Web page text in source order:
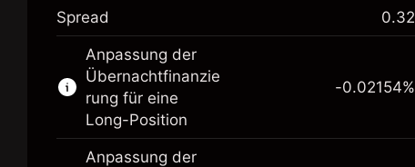
Dieses Finanzinstrument steht für das Traden
über CFDs und Knock-outs zur Verfügung.
Erfahren Sie mehr über:
CFDs
Knock-outs
Spread 0.32
Anpassung der
Übernachtfinanzie
rung für eine
Long-Position
-0.02154%
Anpassung der